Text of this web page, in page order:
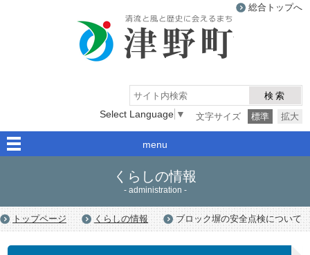
総合トップへ
検索
文字サイズ
標準 拡大
Select Language ▼
menu
くらしの情報
- administration -
トップページ くらしの情報 ブロック塀の安全点検について